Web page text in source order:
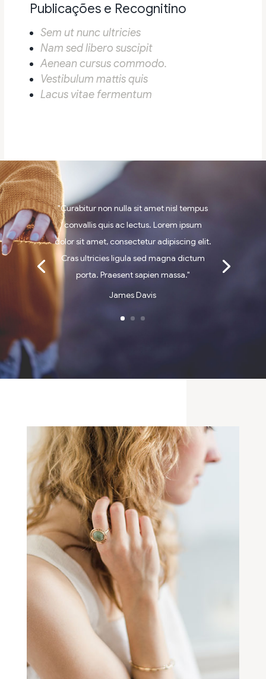
Publicações e Recognitino
Sem ut nunc ultricies
Nam sed libero suscipit
Aenean cursus commodo.
Vestibulum mattis quis
Lacus vitae fermentum
"Curabitur non nulla sit amet nisl tempus
convallis quis ac lectus. Lorem ipsum
dolor sit amet, consectetur adipiscing elit.
Cras ultricies ligula sed magna dictum
porta. Praesent sapien massa."
James Davis